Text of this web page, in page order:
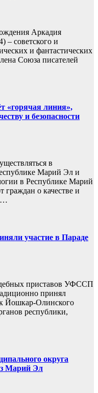
Аркадия
– советского и
и фантастических
Союза писателей
«горячая линия»,
и безопасности
в
Марий Эл и
в Республике Марий
о качестве и
участие в Параде
приставов УФССП
принял
Йошкар-Олинского
республики,
округа
Марий Эл